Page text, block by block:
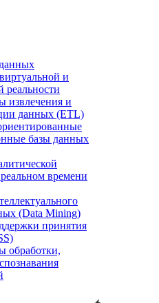
и
реальности
извлечения и
данных (ETL)
базы данных
времени
(Data Mining)
принятия
обработки,